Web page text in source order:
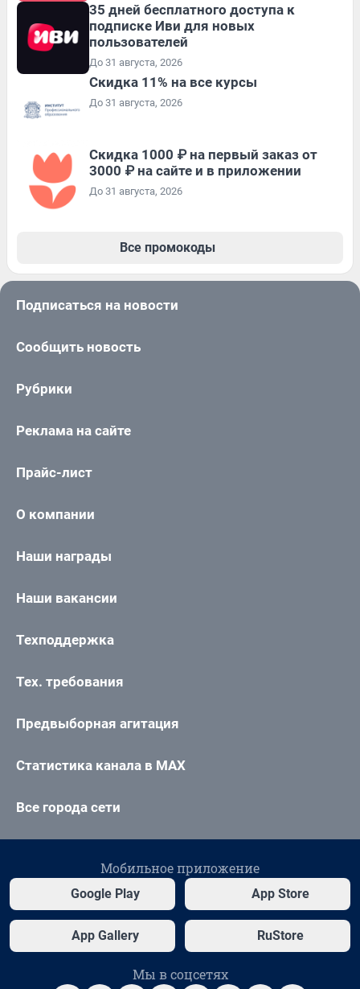
35 дней бесплатного доступа к
подписке Иви для новых
пользователей
До 31 августа, 2026
Скидка 11% на все курсы
До 31 августа, 2026
Скидка 1000 ₽ на первый заказ от
3000 ₽ на сайте и в приложении
До 31 августа, 2026
Все промокоды
Подписаться на новости
Сообщить новость
Рубрики
Реклама на сайте
Прайс-лист
О компании
Наши награды
Наши вакансии
Техподдержка
Тех. требования
Предвыборная агитация
Статистика канала в MAX
Все города сети
Мобильное приложение
Google Play App Store
App Gallery RuStore
Мы в соцсетях